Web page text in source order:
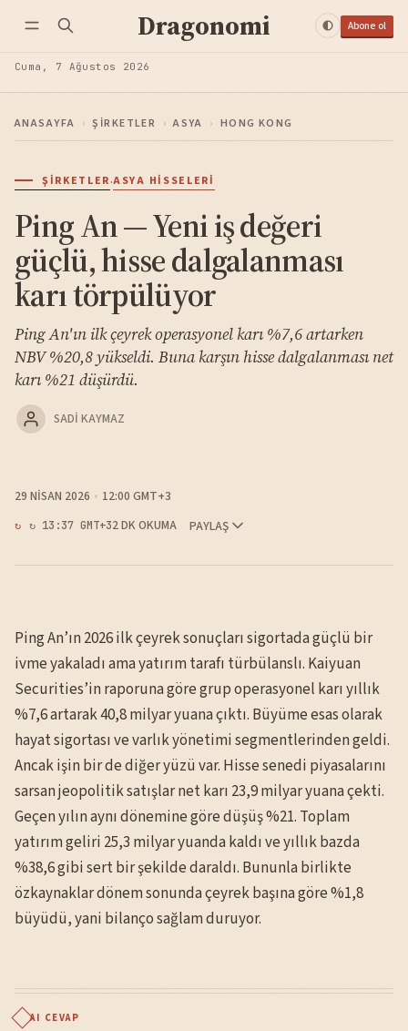
Dragonomi Abone ol
Cuma, 7 Ağustos 2026
ANASAYFA › ŞIRKETLER › ASYA › HONG KONG
ŞIRKETLER·ASYA HISSELERI
Ping An — Yeni iş değeri
güçlü, hisse dalgalanması
karı törpülüyor
Ping An'ın ilk çeyrek operasyonel karı %7,6 artarken
NBV %20,8 yükseldi. Buna karşın hisse dalgalanması net
karı %21 düşürdü.
SADI KAYMAZ
29 NISAN 2026 12:00 GMT+3
↻ 13:37 GMT+32 DK OKUMA PAYLAŞ
Ping An’ın 2026 ilk çeyrek sonuçları sigortada güçlü bir
ivme yakaladı ama yatırım tarafı türbülanslı. Kaiyuan
Securities’in raporuna göre grup operasyonel karı yıllık
%7,6 artarak 40,8 milyar yuana çıktı. Büyüme esas olarak
hayat sigortası ve varlık yönetimi segmentlerinden geldi.
Ancak işin bir de diğer yüzü var. Hisse senedi piyasalarını
sarsan jeopolitik satışlar net karı 23,9 milyar yuana çekti.
Geçen yılın aynı dönemine göre düşüş %21. Toplam
yatırım geliri 25,3 milyar yuanda kaldı ve yıllık bazda
%38,6 gibi sert bir şekilde daraldı. Bununla birlikte
özkaynaklar dönem sonunda çeyrek başına göre %1,8
büyüdü, yani bilanço sağlam duruyor.
AI CEVAP